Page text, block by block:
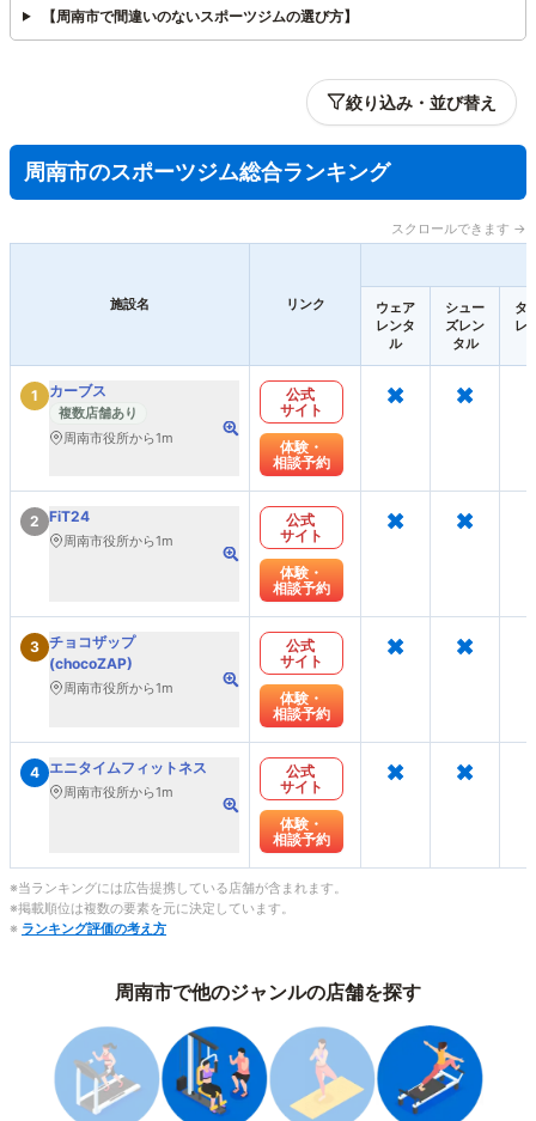
【周南市で間違いのないスポーツジムの選び方】
絞り込み・並び替え
周南市のスポーツジム総合ランキング
スクロールできます →
施設名 リンク
ウェア
レンタ
ル
シュー
ズレン
タル
タ
レ
1 カーブス
複数店舗あり
周南市役所から1m
公式
サイト
体験・
相談予約
× ×
2 FiT24
周南市役所から1m
公式
サイト
体験・
相談予約
× ×
3 チョコザップ
(chocoZAP)
周南市役所から1m
公式
サイト
体験・
相談予約
× ×
4 エニタイムフィットネス
周南市役所から1m
公式
サイト
体験・
相談予約
× ×
※当ランキングには広告提携している店舗が含まれます。
※掲載順位は複数の要素を元に決定しています。
※ ランキング評価の考え方
周南市で他のジャンルの店舗を探す